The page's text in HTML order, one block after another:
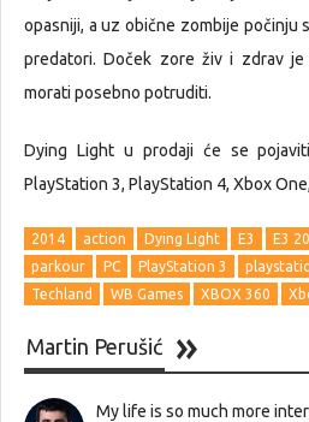
opasniji, a uz obične zombije počinju
predatori. Doček zore živ i zdrav
morati posebno potruditi.
Dying Light u prodaji će se
PlayStation 3, PlayStation 4, Xbox
2014 action Dying Light E3 E3
parkour
PC PlayStation 3
Techland
WB Games XBOX 360
Martin Perušić
My life is so much more